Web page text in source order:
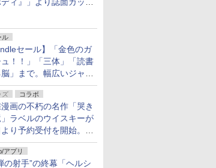
ル
セール】「金色のガ
ュ！！」「三体」「読書
」まで。幅広いジャン
子書籍が最大65％オ
Kindle本サマーセー
2弾が開催中！
ズ コラボ
画の不朽の名作「哭き
ラベルのウイスキーが
り予約受付を開始。8
日まで
アプリ
の射手”の終幕「ヘルシ